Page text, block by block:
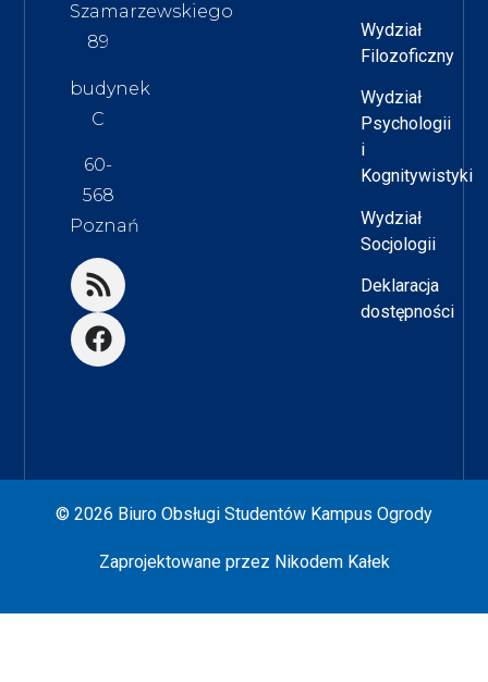
Szamarzewskiego
89
budynek
C
60-
568
Poznań
Wydział
Filozoficzny
Wydział
Psychologii
i
Kognitywistyki
Wydział
Socjologii
Deklaracja
dostępności
© 2026 Biuro Obsługi Studentów Kampus Ogrody
Zaprojektowane przez Nikodem Kałek